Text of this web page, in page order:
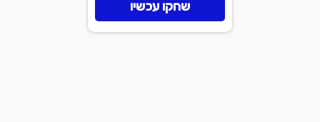
שחקו עכשיו